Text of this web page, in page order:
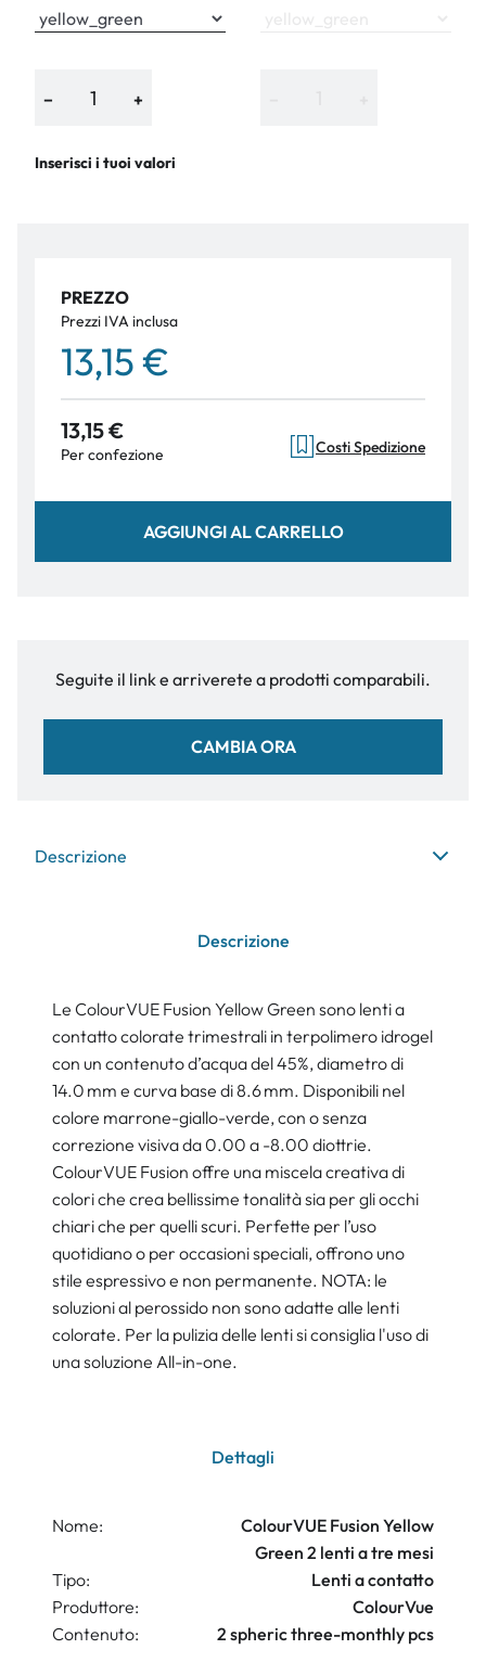
− +
Inserisci i tuoi valori
PREZZO
Prezzi IVA inclusa
13,15 €
13,15 €
Per confezione Costi Spedizione
AGGIUNGI AL CARRELLO
Seguite il link e arriverete a prodotti comparabili.
CAMBIA ORA
Descrizione
Descrizione
Le ColourVUE Fusion Yellow Green sono lenti a
contatto colorate trimestrali in terpolimero idrogel
con un contenuto d’acqua del 45%, diametro di
14.0 mm e curva base di 8.6 mm. Disponibili nel
colore marrone-giallo-verde, con o senza
correzione visiva da 0.00 a -8.00 diottrie.
ColourVUE Fusion offre una miscela creativa di
colori che crea bellissime tonalità sia per gli occhi
chiari che per quelli scuri. Perfette per l’uso
quotidiano o per occasioni speciali, offrono uno
stile espressivo e non permanente. NOTA: le
soluzioni al perossido non sono adatte alle lenti
colorate. Per la pulizia delle lenti si consiglia l'uso di
una soluzione All-in-one.
Dettagli
Nome:
ColourVUE Fusion Yellow
Green 2 lenti a tre mesi
Tipo:
Lenti a contatto
Produttore:
ColourVue
Contenuto:
2 spheric three-monthly pcs